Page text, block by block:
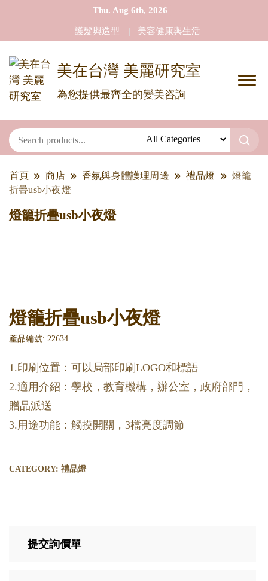
Thu. Aug 6th, 2026
護髮與造型 美容健康與生活
美在台灣 美麗研究室
為您提供最齊全的變美咨詢
首頁 商店 香氛與身體護理周邊 禮品燈
燈籠
折疊usb小夜燈
燈籠折疊usb小夜燈
燈籠折疊usb小夜燈
產品編號: 22634
1.印刷位置：可以局部印刷LOGO和標語
2.適用介紹：學校，教育機構，辦公室，政府部門，
贈品派送
3.用途功能：觸摸開關，3檔亮度調節
CATEGORY: 禮品燈
提交詢價單